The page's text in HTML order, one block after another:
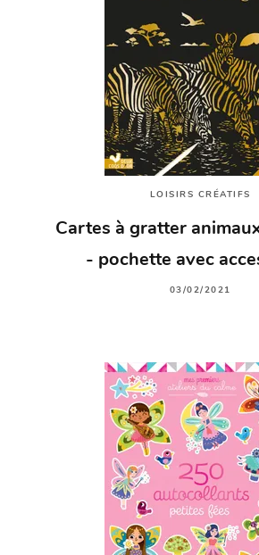
LOISIRS CRÉATIFS
Cartes à gratter
- pochette avec
03/02/2021